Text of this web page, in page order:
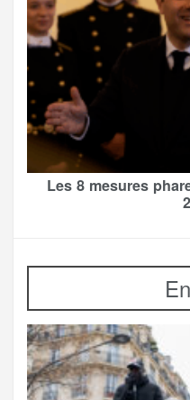
Les 8 mesures